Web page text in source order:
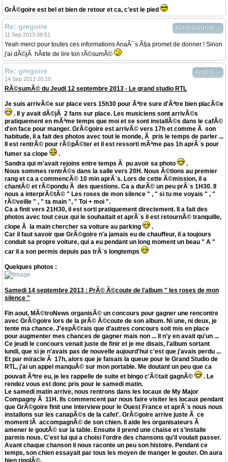
GrÃ©goire est bel et bien de retour et ca, c'est le pied
KindySurprise ↓
Re: gregoire
11 Sep 2013 08:51
Yeah merci pour toutes ces informations AnaÃ¯s Ã§a promet de donner ! Sinon
j'ai dÃ©jÃ hÃ¢te de lire ton rÃ©sumÃ©
An@iS ↓
Re: gregoire
14 Sep 2013 20:10
RÃ©sumÃ© du Jeudi 12 septembre 2013 - Le grand studio RTL
Je suis arrivÃ©e sur place vers 15h30 pour Ãªtre sure d'Ãªtre bien placÃ©e
. Il y avait dÃ©jÃ 2 fans sur place. Les musiciens sont arrivÃ©s
pratiquement en mÃªme temps que moi et se sont installÃ©s dans le cafÃ©
d'en face pour manger. GrÃ©goire est arrivÃ© vers 17h et comme Ã son
habitude, il a fait des photos avec tout le monde, Ã pris le temps de parler ...
Il est rentrÃ© pour rÃ©pÃ©ter et il est ressorti mÃªme pas 1h aprÃ¨s pour
fumer sa clope
.
Sandra qui m'avait rejoins entre temps Ã pu avoir sa photo
.
Nous sommes rentrÃ©s dans la salle vers 20H. Nous Ã©tions au premier
rang et ca a commencÃ© 10 min aprÃ¨s. Lors de cette Ã©mission, il a
chantÃ© et rÃ©pondu Ã des questions. Ca a durÃ© un peu prÃ¨s 1H30. Il
nous a interprÃ©tÃ© " Les roses de mon silence " , " si tu me voyais " , "
rÃ©veille " , " ta main ", " Toi + moi ".
Ca a finit vers 21H30, il est sorti pratiquement directement. Il a fait des
photos avec tout ceux qui le souhaitait et aprÃ¨s il est retournÃ© tranquille,
clope Ã la main chercher sa voiture au parking
.
Car il faut savoir que GrÃ©goire n'a jamais eu de chauffeur, il a toujours
conduit sa propre voiture, qui a eu pendant un long moment un beau " A "
car il a son permis depuis pas trÃ¨s longtemps
Quelques photos :
Samedi 14 septembre 2013 : PrÃ© Ã©coute de l'album " les roses de mon
silence "
Fin aout, MÃ©troNews organisÃ© un concours pour gagner une rencontre
avec GrÃ©goire lors de la prÃ© Ã©coute de son album. Ni une, ni deux, je
tente ma chance. J'espÃ©rais que d'autres concours soit mis en place
pour augmenter mes chances de gagner mais non ... Il n'y en avait qu'un ...
Ce jeudi le concours venait juste de finir et je me disais, l'album sortant
lundi, que si je n'avais pas de nouvelle aujourd'hui c'est que j'avais perdu ...
Et par miracle Ã 17h, alors que je faisais la queue pour le Grand Studio de
RTL, j'ai un appel manquÃ© sur mon portable. Me doutant un peu que ca
pouvait Ãªtre eu, je les rappelle de suite et bingo c'Ã©tait gagnÃ©
. Le
rendez vous est donc pris pour le samedi matin.
Le samedi matin arrive, nous rentrons dans les locaux de My Major
Compagny Ã 11H. Ils commencent par nous faire visiter les locaux pendant
que GrÃ©goire finit une interview pour le Ouest France et aprÃ¨s nous nous
installons sur les canapÃ©s de la cafet'. GrÃ©goire arrive juste Ã ce
moment lÃ accompagnÃ© de son chien. Il aide les organisateurs Ã
amener le goutÃ© sur la table. Ensuite il prend une chaise et s'installe
parmis nous. C'est lui qui a choisi l'ordre des chansons qu'il voulait passer.
Avant chaque chanson il nous raconte un peu son histoire. Pendant ce
temps, son chien essayait par tous les moyen de manger le gouter. On aura
bien rigolÃ©.